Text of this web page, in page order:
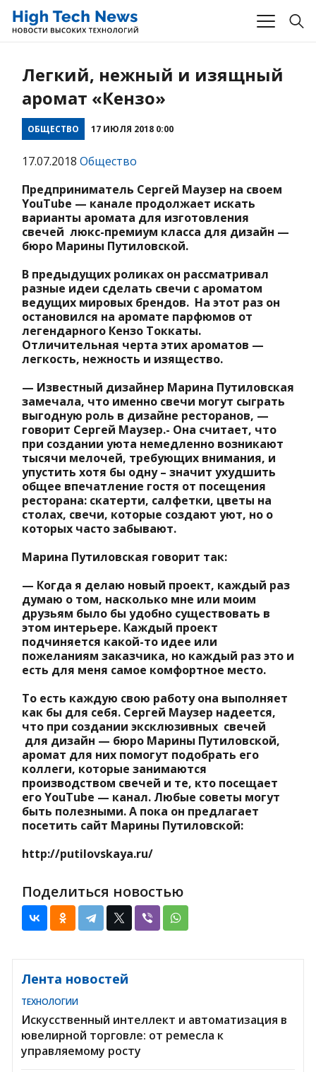
Легкий, нежный и изящный
аромат «Кензо»
ОБЩЕСТВО 17 ИЮЛЯ 2018 0:00
17.07.2018 Общество
Предприниматель Сергей Маузер на своем
YouTube — канале продолжает искать
варианты аромата для изготовления
свечей люкс-премиум класса для дизайн —
бюро Марины Путиловской.
В предыдущих роликах он рассматривал
разные идеи сделать свечи с ароматом
ведущих мировых брендов. На этот раз он
остановился на аромате парфюмов от
легендарного Кензо Токкаты.
Отличительная черта этих ароматов —
легкость, нежность и изящество.
— Известный дизайнер Марина Путиловская
замечала, что именно свечи могут сыграть
выгодную роль в дизайне ресторанов, —
говорит Сергей Маузер.- Она считает, что
при создании уюта немедленно возникают
тысячи мелочей, требующих внимания, и
упустить хотя бы одну – значит ухудшить
общее впечатление гостя от посещения
ресторана: скатерти, салфетки, цветы на
столах, свечи, которые создают уют, но о
которых часто забывают.
Марина Путиловская говорит так:
— Когда я делаю новый проект, каждый раз
думаю о том, насколько мне или моим
друзьям было бы удобно существовать в
этом интерьере. Каждый проект
подчиняется какой-то идее или
пожеланиям заказчика, но каждый раз это и
есть для меня самое комфортное место.
То есть каждую свою работу она выполняет
как бы для себя. Сергей Маузер надеется,
что при создании эксклюзивных свечей
для дизайн — бюро Марины Путиловской,
аромат для них помогут подобрать его
коллеги, которые занимаются
производством свечей и те, кто посещает
его YouTube — канал. Любые советы могут
быть полезными. А пока он предлагает
посетить сайт Марины Путиловской:
http://putilovskaya.ru/
Поделиться новостью
Лента новостей
ТЕХНОЛОГИИ
Искусственный интеллект и автоматизация в
ювелирной торговле: от ремесла к
управляемому росту